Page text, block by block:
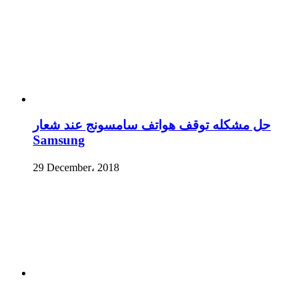
حل مشكله توقف هواتف سامسونج عند شعار
Samsung
29 December، 2018